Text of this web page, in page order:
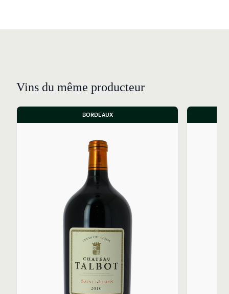
Vins du même producteur
BORDEAUX